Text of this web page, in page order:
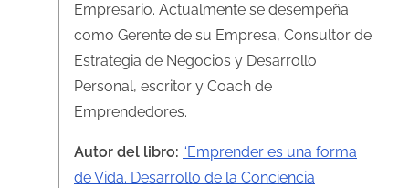
Empresario. Actualmente se desempeña
como Gerente de su Empresa, Consultor de
Estrategia de Negocios y Desarrollo
Personal, escritor y Coach de
Emprendedores.
Autor del libro: “Emprender es una forma
de Vida. Desarrollo de la Conciencia